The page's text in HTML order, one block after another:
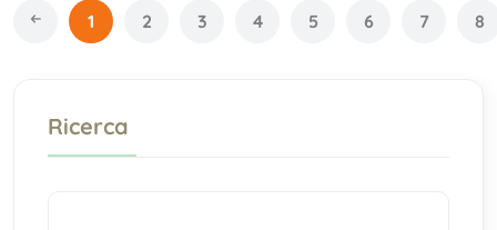
1 2 3 4 5 6 7 8
Ricerca